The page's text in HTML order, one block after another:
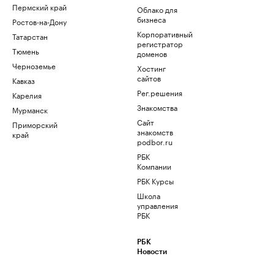
Пермский край
Ростов-на-Дону
Татарстан
Тюмень
Черноземье
Кавказ
Карелия
Мурманск
Приморский
край
Облако для
бизнеса
Корпоративный
регистратор
доменов
Хостинг
сайтов
Рег.решения
Знакомства
Сайт
знакомств
podbor.ru
РБК
Компании
РБК Курсы
Школа
управления
РБК
РБК
Новости